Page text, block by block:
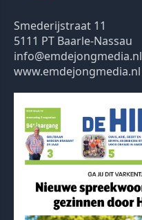
Smederijstraat 11
5111 PT Baarle-Nassau
info@emdejongmedia.nl
www.emdejongmedia.nl